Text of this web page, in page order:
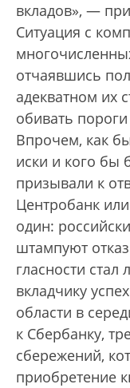
вкладов», —
Ситуация с
отчаявшись
адекватном их
обивать
Впрочем, как
иски и кого бы
призывали к
Центробанк
один:
штампуют
гласности
вкладчику
области в
к Сбербанку,
сбережений,
приобретение